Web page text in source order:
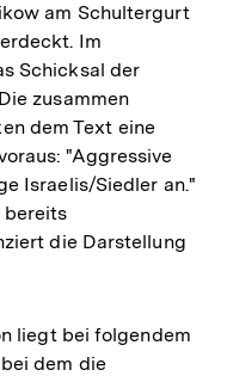
am Schultergurt
Im
Schicksal der
zusammen
dem Text eine
"Aggressive
Israelis/Siedler an."
bereits
die Darstellung
liegt bei folgendem
dem die